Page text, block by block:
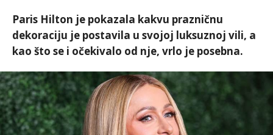
Paris Hilton je pokazala kakvu prazničnu
dekoraciju je postavila u svojoj luksuznoj vili, a
kao što se i očekivalo od nje, vrlo je posebna.